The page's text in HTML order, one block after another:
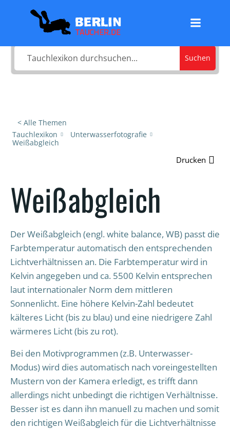
Inhalt
springen
Was sucht du?
Suchen
< Alle Themen
Tauchlexikon
Unterwasserfotografie
Weißabgleich
Drucken
Weißabgleich
Der Weißabgleich (engl. white balance, WB) passt die
Farbtemperatur automatisch den entsprechenden
Lichtverhältnissen an. Die Farbtemperatur wird in
Kelvin angegeben und ca. 5500 Kelvin entsprechen
laut internationaler Norm dem mittleren
Sonnenlicht. Eine höhere Kelvin-Zahl bedeutet
kälteres Licht (bis zu blau) und eine niedrigere Zahl
wärmeres Licht (bis zu rot).
Bei den Motivprogrammen (z.B. Unterwasser-
Modus) wird dies automatisch nach voreingestellten
Mustern von der Kamera erledigt, es trifft dann
allerdings nicht unbedingt die richtigen Verhältnisse.
Besser ist es dann ihn manuell zu machen und somit
den richtigen Weißabgleich für die Lichtverhältnisse